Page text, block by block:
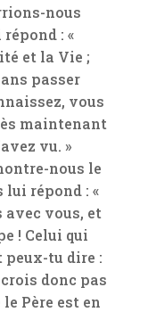
nous
: «
et la Vie ;
passer
vous
maintenant
vu. »
nous le
lui répond : «
avec vous, et
! Celui qui
peux-tu dire :
crois donc pas
Père est en